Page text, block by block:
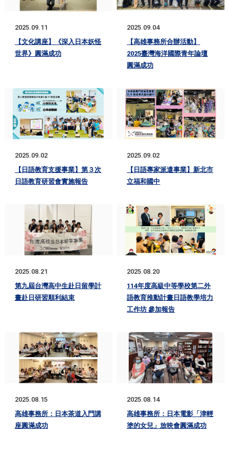
2025.09.11
【文化講座】《深入日本妖怪
世界》圓滿成功
2025.09.04
【高雄事務所合辦活動】
2025臺灣海洋國際青年論壇
圓滿成功
2025.09.02
【日語教育支援事業】第３次
日語教育研習會實施報告
2025.09.02
【日語專家派遣事業】新北市
立福和國中
2025.08.21
第九屆台灣高中生赴日留學計
畫赴日研習順利結束
2025.08.20
114年度高級中等學校第二外
語教育推動計畫日語教學培力
工作坊 參加報告
2025.08.15
高雄事務所：日本茶道入門講
座圓滿成功
2025.08.14
高雄事務所：日本電影「津輕
塗的女兒」放映會圓滿成功